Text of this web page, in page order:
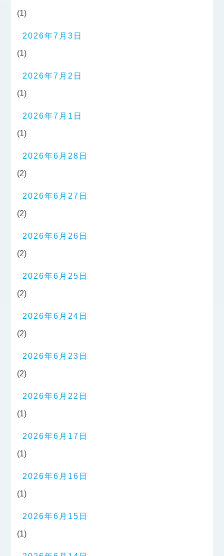
(1)
2026年7月3日
(1)
2026年7月2日
(1)
2026年7月1日
(1)
2026年6月28日
(2)
2026年6月27日
(2)
2026年6月26日
(2)
2026年6月25日
(2)
2026年6月24日
(2)
2026年6月23日
(2)
2026年6月22日
(1)
2026年6月17日
(1)
2026年6月16日
(1)
2026年6月15日
(1)